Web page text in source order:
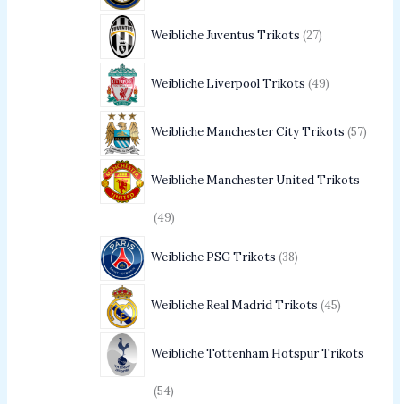
Weibliche Juventus Trikots 27
Weibliche Liverpool Trikots 49
Weibliche Manchester City Trikots 57
Weibliche Manchester United Trikots
49
Weibliche PSG Trikots 38
Weibliche Real Madrid Trikots 45
Weibliche Tottenham Hotspur Trikots
54